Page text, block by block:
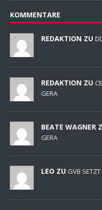
KOMMENTARE
REDAKTION ZU
REDAKTION ZU
GERA
BEATE WAGNER
GERA
LEO ZU GVB